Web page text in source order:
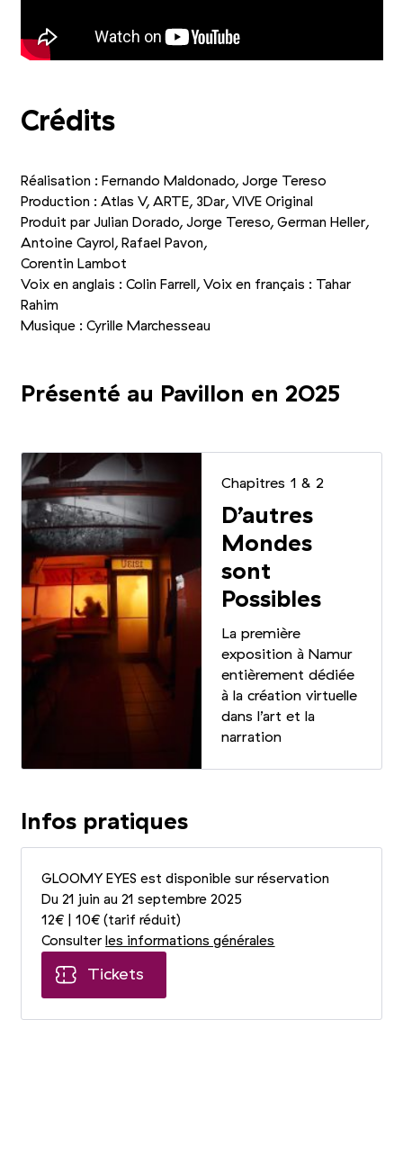
Crédits
Réalisation : Fernando Maldonado, Jorge Tereso
Production : Atlas V, ARTE, 3Dar, VIVE Original
Produit par Julian Dorado, Jorge Tereso, German Heller,
Antoine Cayrol, Rafael Pavon,
Corentin Lambot
Voix en anglais : Colin Farrell, Voix en français : Tahar
Rahim
Musique : Cyrille Marchesseau
Présenté au Pavillon en 2025
Chapitres 1& 2
D’autres
Mondes
sont
Possibles
La première
exposition à Namur
entièrement dédiée
à la création virtuelle
dans l’art et la
narration
Infos pratiques
GLOOMY EYES est disponible sur réservation
Du 21 juin au 21 septembre 2025
12€ | 10€ (tarif réduit)
Consulter les informations générales
Tickets